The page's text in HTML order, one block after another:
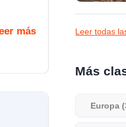
más Leer todas
Más
Europa